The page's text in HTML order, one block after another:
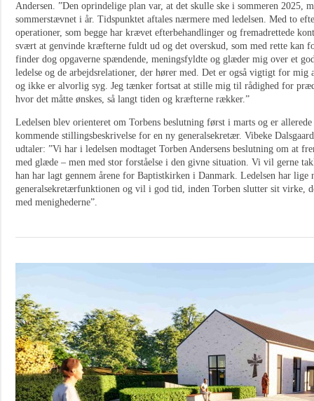
Andersen. ”Den oprindelige plan var, at det skulle ske i sommeren 2025,
sommerstævnet i år. Tidspunktet aftales nærmere med ledelsen. Med to
operationer, som begge har krævet efterbehandlinger og fremadrettede
svært at genvinde kræfterne fuldt ud og det overskud, som med rette kan
finder dog opgaverne spændende, meningsfyldte og glæder mig over et
ledelse og de arbejdsrelationer, der hører med. Det er også vigtigt for mig
og ikke er alvorlig syg. Jeg tænker fortsat at stille mig til rådighed for
hvor det måtte ønskes, så langt tiden og kræfterne rækker.”
Ledelsen blev orienteret om Torbens beslutning først i marts og er
kommende stillingsbeskrivelse for en ny generalsekretær. Vibeke
udtaler: ”Vi har i ledelsen modtaget Torben Andersens beslutning om at
med glæde – men med stor forståelse i den givne situation. Vi vil gerne
han har lagt gennem årene for Baptistkirken i Danmark. Ledelsen har lige
generalsekretærfunktionen og vil i god tid, inden Torben slutter sit virke,
med menighederne”.